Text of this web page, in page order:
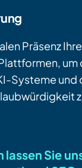
Präsenz
um
Systeme und
Sie